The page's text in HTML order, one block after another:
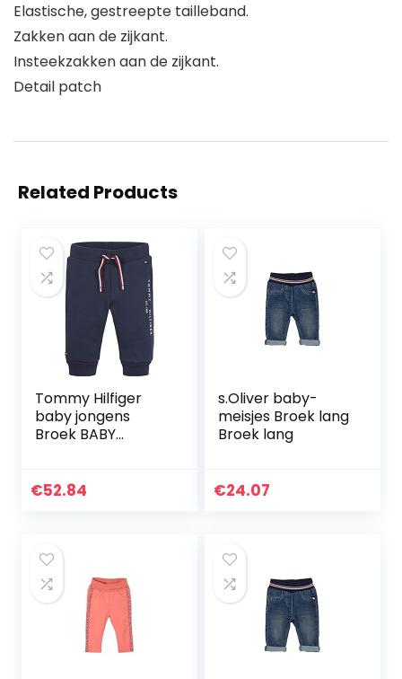
Elastische, gestreepte tailleband.
Zakken aan de zijkant.
Insteekzakken aan de zijkant.
Detail patch
Related Products
Tommy Hilfiger
baby jongens
Broek BABY
€52.84
s.Oliver baby-
meisjes Broek lang
Broek lang
€24.07